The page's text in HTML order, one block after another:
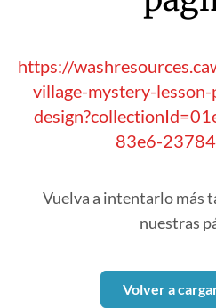
https://
village-mystery-
83e6-
Vuelva a intentarlo más
nuestras
Volver a